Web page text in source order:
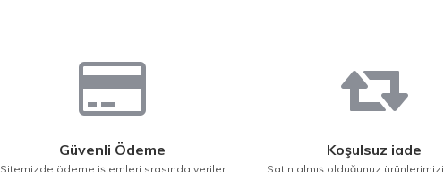
Güvenli Ödeme
Sitemizde ödeme işlemleri srasında veriler
Koşulsuz iade
Satın almış olduğunuz